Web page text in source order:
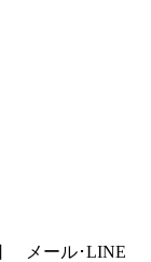
メール･LINE